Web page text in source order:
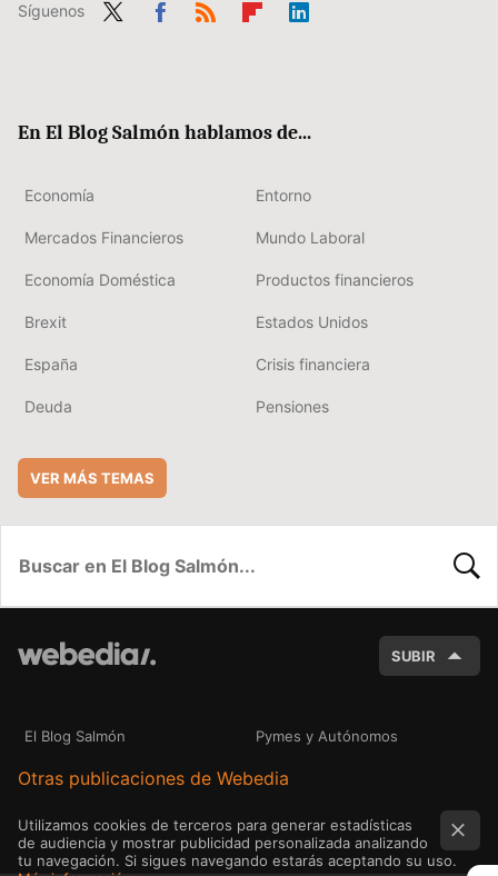
Síguenos
En El Blog Salmón hablamos de...
Economía Entorno
Mercados Financieros Mundo Laboral
Economía Doméstica Productos financieros
Brexit Estados Unidos
España Crisis financiera
Deuda Pensiones
VER MÁS TEMAS
SUBIR
El Blog Salmón Pymes y Autónomos
Otras publicaciones de Webedia
Utilizamos cookies de terceros para generar estadísticas
de audiencia y mostrar publicidad personalizada analizando
tu navegación. Si sigues navegando estarás aceptando su uso.